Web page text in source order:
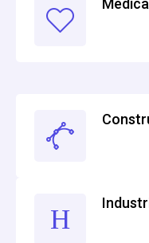
Medical